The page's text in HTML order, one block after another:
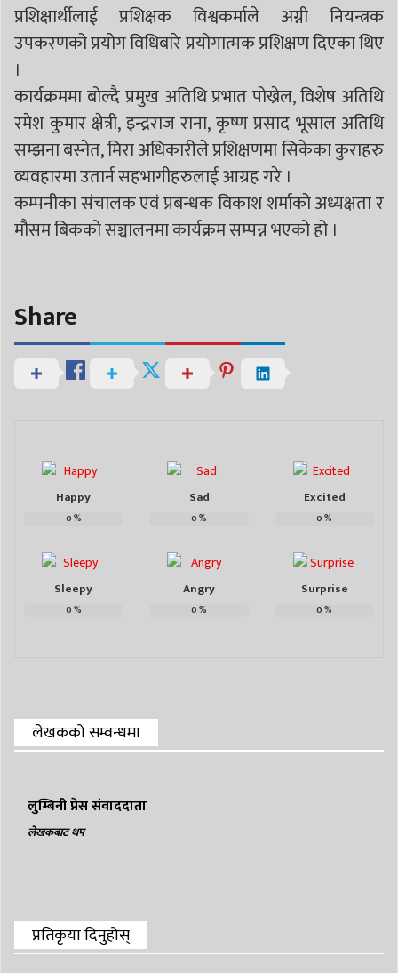
प्रशिक्षार्थीलाई प्रशिक्षक विश्वकर्माले अग्नी नियन्त्रक
उपकरणको प्रयोग विधिबारे प्रयोगात्मक प्रशिक्षण दिएका थिए
।
कार्यक्रममा बोल्दै प्रमुख अतिथि प्रभात पोख्रेल, विशेष अतिथि
रमेश कुमार क्षेत्री, इन्द्रराज राना, कृष्ण प्रसाद भूसाल अतिथि
सम्झना बस्नेत, मिरा अधिकारीले प्रशिक्षणमा सिकेका कुराहरु
व्यवहारमा उतार्न सहभागीहरुलाई आग्रह गरे ।
कम्पनीका संचालक एवं प्रबन्धक विकाश शर्माको अध्यक्षता र
मौसम बिकको सञ्चालनमा कार्यक्रम सम्पन्न भएको हो ।
Share
Happy
0%
Sad
0%
Excited
0%
Sleepy
0%
Angry
0%
Surprise
0%
लेखकको सम्वन्धमा
लुम्बिनी प्रेस संवाददाता
लेखकबाट थप
प्रतिकृया दिनुहोस्